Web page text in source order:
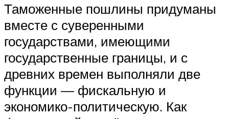
Таможенные пошлины придуманы
вместе с суверенными
государствами, имеющими
государственные границы, и с
древних времен выполняли две
функции — фискальную и
экономико-политическую. Как